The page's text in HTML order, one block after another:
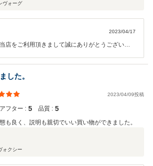
ヴォーグ
2023/04/17
店をご利用頂きまして誠にありがとうございま
よろしくお願い致します。
した。
2023/04/09投稿
アフター : 5 品質 : 5
も良く、説明も親切でいい買い物ができました。
ォクシー